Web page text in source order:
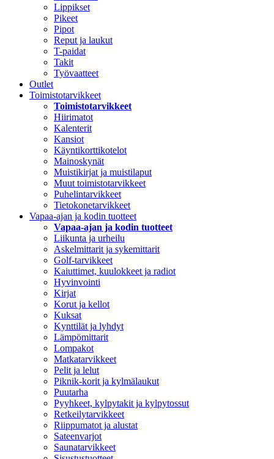
Lippikset
Pikeet
Pipot
Reput ja laukut
T-paidat
Takit
Työvaatteet
Outlet
Toimistotarvikkeet
Toimistotarvikkeet
Hiirimatot
Kalenterit
Kansiot
Käyntikorttikotelot
Mainoskynät
Muistikirjat ja muistilaput
Muut toimistotarvikkeet
Puhelintarvikkeet
Tietokonetarvikkeet
Vapaa-ajan ja kodin tuotteet
Vapaa-ajan ja kodin tuotteet
Liikunta ja urheilu
Askelmittarit ja sykemittarit
Golf-tarvikkeet
Kaiuttimet, kuulokkeet ja radiot
Hyvinvointi
Kirjat
Korut ja kellot
Kuksat
Kynttilät ja lyhdyt
Lämpömittarit
Lompakot
Matkatarvikkeet
Pelit ja lelut
Piknik-korit ja kylmälaukut
Puutarha
Pyyhkeet, kylpytakit ja kylpytossut
Retkeilytarvikkeet
Riippumatot ja alustat
Sateenvarjot
Saunatarvikkeet